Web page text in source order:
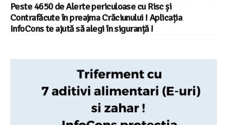
Peste 4650 de Alerte periculoase cu Risc și
Contrafăcute în preajma Crăciunului ! Aplicația
InfoCons te ajută să alegi în siguranță !